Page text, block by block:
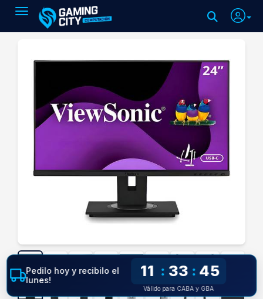
Toggle navigation
Pedilo hoy y recibilo el
lunes!
11 : 33 : 44
Válido para CABA y GBA